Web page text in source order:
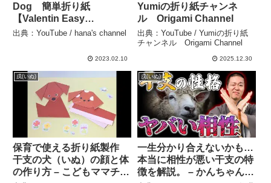
Dog 簡単折り紙
【Valentin Easy
Origami】 #shorts –
出典：YouTube / hana's channel
2023.02.10
Yumiの折り紙チャンネ
ル Origami Channel
出典：YouTube / Yumiの折り紙
チャンネル Origami Channel
2025.12.30
戌(いぬ)
保育で使える折り紙製作
干支の犬（いぬ）の顔と体
の作り方 – こどもママチャ
戌(いぬ)
一生分かり合えないかも…
本当に相性が悪い干支の特
徴を解説。 – かんちゃん住